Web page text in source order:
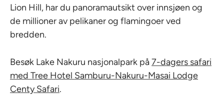
Lion Hill, har du panoramautsikt over innsjøen og
de millioner av pelikaner og flamingoer ved
bredden.
Besøk Lake Nakuru nasjonalpark på7-dagers safari
med Tree Hotel Samburu-Nakuru-Masai Lodge
Centy Safari.